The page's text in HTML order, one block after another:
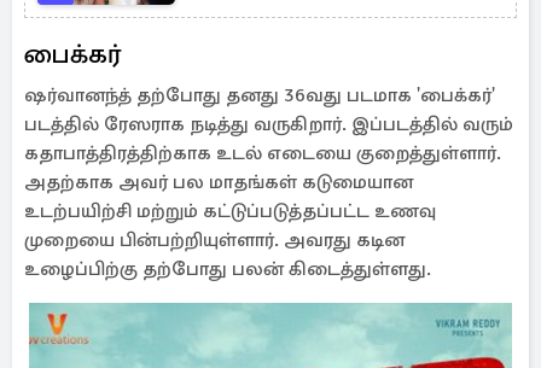
பைக்கர்
ஷர்வானந்த் தற்போது தனது 36வது படமாக 'பைக்கர்'
படத்தில் ரேஸராக நடித்து வருகிறார். இப்படத்தில் வரும்
கதாபாத்திரத்திற்காக உடல் எடையை குறைத்துள்ளார்.
அதற்காக அவர் பல மாதங்கள் கடுமையான
உடற்பயிற்சி மற்றும் கட்டுப்படுத்தப்பட்ட உணவு
முறையை பின்பற்றியுள்ளார். அவரது கடின
உழைப்பிற்கு தற்போது பலன் கிடைத்துள்ளது.